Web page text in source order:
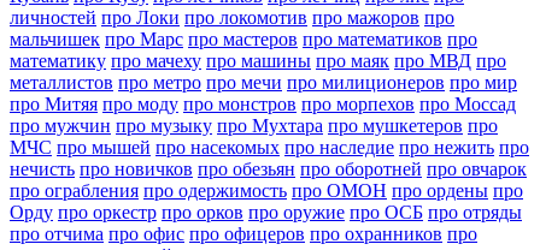
личностей про Локи про локомотив про мажоров про
мальчишек про Марс про мастеров про математиков про
математику про мачеху про машины про маяк про МВД про
металлистов про метро про мечи про милиционеров про мир
про Митяя про моду про монстров про морпехов про Моссад
про мужчин про музыку про Мухтара про мушкетеров про
МЧС про мышей про насекомых про наследие про нежить про
нечисть про новичков про обезьян про оборотней про овчарок
про ограбления про одержимость про ОМОН про ордены про
Орду про оркестр про орков про оружие про ОСБ про отряды
про отчима про офис про офицеров про охранников про